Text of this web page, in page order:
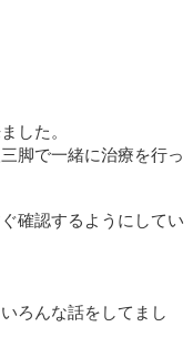
した。
脚で一緒に治療を行っ
確認するようにしてい
ろんな話をしてまし